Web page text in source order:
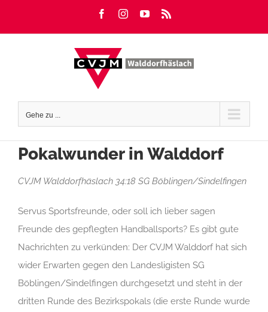
FacebookInstagramYouTube
Gehe zu ...
Pokalwunder in Walddorf
CVJM Walddorfhäslach 34:18 SG Böblingen/Sindelfingen
Servus Sportsfreunde, oder soll ich lieber sagen
Freunde des gepflegten Handballsports? Es gibt gute
Nachrichten zu verkünden: Der CVJM Walddorf hat sich
wider Erwarten gegen den Landesligisten SG
Böblingen/Sindelfingen durchgesetzt und steht in der
dritten Runde des Bezirkspokals (die erste Runde wurde